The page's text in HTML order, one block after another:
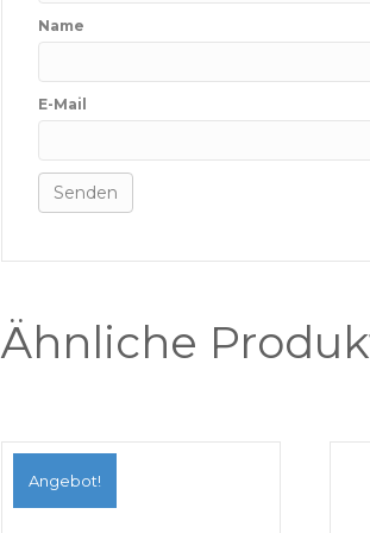
Name
E-Mail
Ähnliche
Angebot!